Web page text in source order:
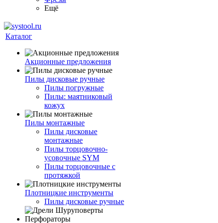
Ещё
Каталог
Акционные предложения
Пилы дисковые ручные
Пилы погружные
Пилы: маятниковый
кожух
Пилы монтажные
Пилы дисковые
монтажные
Пилы торцовочно-
усовочные SYM
Пилы торцовочные с
протяжкой
Плотницкие инструменты
Пилы дисковые ручные